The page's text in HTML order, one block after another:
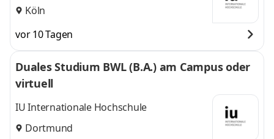
Köln
vor 10 Tagen
Duales Studium BWL (B.A.) am Campus oder
virtuell
IU Internationale Hochschule
Dortmund